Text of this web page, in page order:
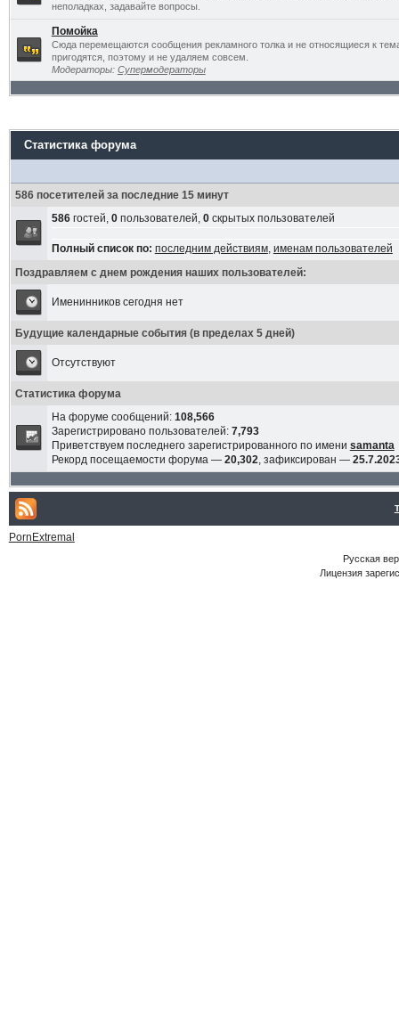
неполадках, задавайте вопросы.
Помойка
Сюда перемещаются сообщения рекламного толка и не относящиеся к
пригодятся, поэтому и не удаляем совсем.
Модераторы: Супермодераторы
Статистика форума
586 посетителей за последние 15 минут
586гостей, 0пользователей, 0скрытых пользователей
Полный список по: последним действиям, именам пользователей
Поздравляем с днем рождения наших пользователей:
Именинников сегодня нет
Будущие календарные события (в пределах 5 дней)
Отсутствуют
Статистика форума
На форуме сообщений: 108,566
Зарегистрировано пользователей: 7,793
Приветствуем последнего зарегистрированного по имени samanta
Рекорд посещаемости форума — 20,302, зафиксирован —
PornExtremal
Русская
Лицензия